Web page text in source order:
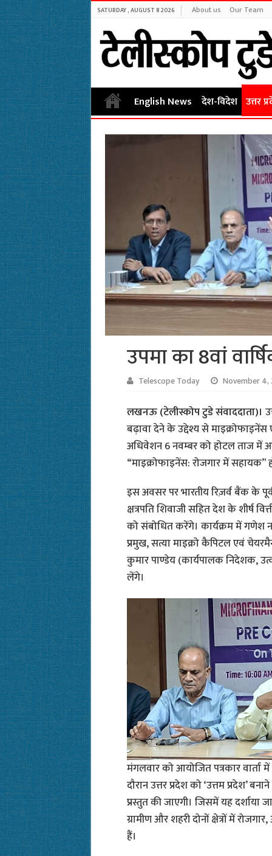
SATURDAY , AUGUST 8 2026 About us Our Team
English News देश-विदेश उत्तर
उपमा का 8वां
Telescope Today November 4,
लखनऊ (टेलीस्कोप टुडे संवाददाता)।
बढ़ावा देने के उद्देश्य से
अधिवेशन 6 नवम्बर को होटल ताज में
“माइक्रोफाइनेंस: रोजगार में सहायक”
इस अवसर पर भारतीय रिज़र्व बैंक के
क्षत्रपति शिवाजी सहित देश के
को संबोधित करेंगे। कार्यक्रम में गणेश
प्रमुख, सत्या माइक्रो कैपिटल एवं
कुमार पाण्डेय (कार्यपालक निदेशक,
लेंगे।
मंगलवार को आयोजित पत्रकार वार्ता
दौरान उत्तर प्रदेश को ‘उत्तम प्रदेश’
प्रस्तुत की जाएगी। जिसमें यह दर्शाया
ग्रामीण और शहरी दोनों क्षेत्रों में
हैं।